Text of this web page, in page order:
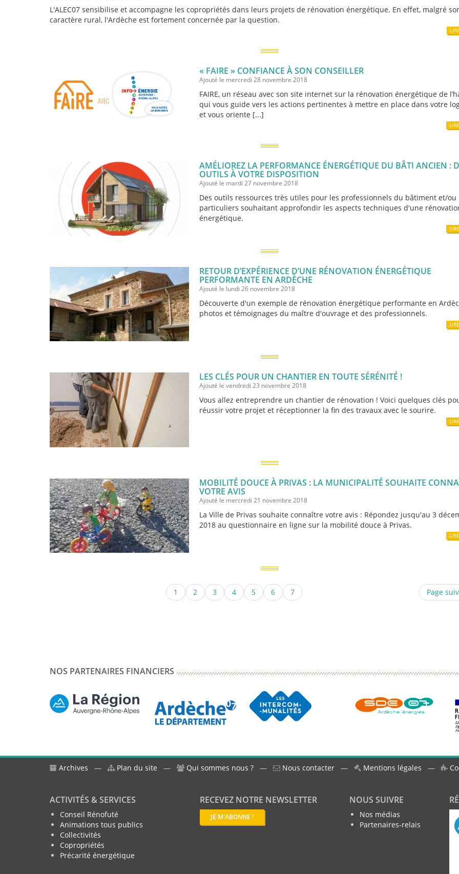
L'ALEC07 sensibilise et accompagne les copropriétés dans leurs projets de rénovation énergétique. En effet, malgré
caractère rural, l'Ardèche est fortement concernée par la question.
« FAIRE » CONFIANCE À SON CONSEILLER
Ajouté le mercredi 28 novembre 2018
FAIRE, un réseau avec son site internet sur la rénovation énergétique de
qui vous guide vers les actions pertinentes à mettre en place dans votre
et vous oriente [...]
AMÉLIOREZ LA PERFORMANCE ÉNERGÉTIQUE DU BÂTI ANCIEN :
OUTILS À VOTRE DISPOSITION
Ajouté le mardi 27 novembre 2018
Des outils ressources très utiles pour les professionnels du bâtiment et/ou
particuliers souhaitant approfondir les aspects techniques d'une
énergétique.
RETOUR D’EXPÉRIENCE D’UNE RÉNOVATION ÉNERGÉTIQUE
PERFORMANTE EN ARDÈCHE
Ajouté le lundi 26 novembre 2018
Découverte d'un exemple de rénovation énergétique performante en
photos et témoignages du maître d'ouvrage et des professionnels.
LES CLÉS POUR UN CHANTIER EN TOUTE SÉRÉNITÉ !
Ajouté le vendredi 23 novembre 2018
Vous allez entreprendre un chantier de rénovation ! Voici quelques clés
réussir votre projet et réceptionner la fin des travaux avec le sourire.
MOBILITÉ DOUCE À PRIVAS : LA MUNICIPALITÉ SOUHAITE
VOTRE AVIS
Ajouté le mercredi 21 novembre 2018
La Ville de Privas souhaite connaître votre avis : Répondez jusqu'au 3
2018 au questionnaire en ligne sur la mobilité douce à Privas.
1 2 3 4 5 6 7 Page
NOS PARTENAIRES FINANCIERS
Archives — Plan du site — Qui sommes nous ? — Nous contacter — Mentions légales —
ACTIVITÉS & SERVICES
Conseil Rénofuté
Animations tous publics
Collectivités
Copropriétés
Précarité énergétique
RECEVEZ NOTRE NEWSLETTER
JE M'ABONNE !
NOUS SUIVRE
Nos médias
Partenaires-relais